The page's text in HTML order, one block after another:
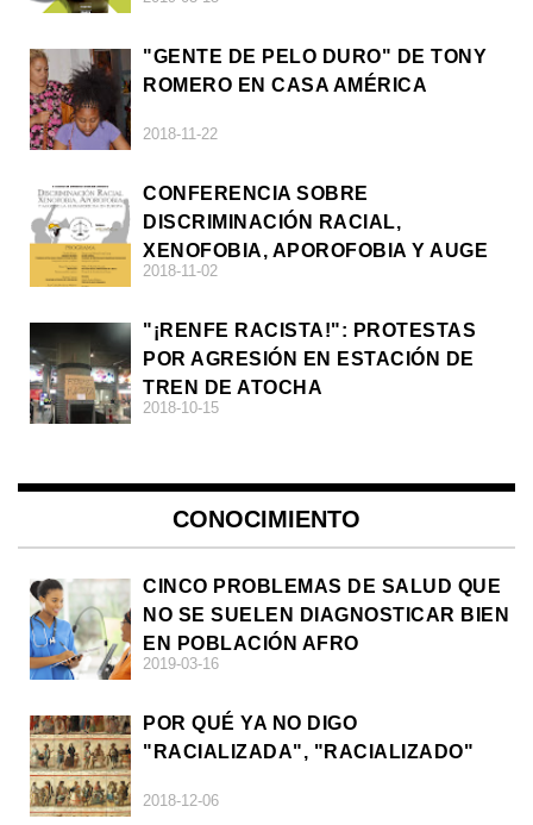
"GENTE DE PELO DURO" DE TONY
ROMERO EN CASA AMÉRICA
2018-11-22
CONFERENCIA SOBRE
DISCRIMINACIÓN RACIAL,
XENOFOBIA, APOROFOBIA Y AUGE
DE LA ULTRADERECHA EN EUROPA
2018-11-02
"¡RENFE RACISTA!": PROTESTAS
POR AGRESIÓN EN ESTACIÓN DE
TREN DE ATOCHA
2018-10-15
CONOCIMIENTO
CINCO PROBLEMAS DE SALUD QUE
NO SE SUELEN DIAGNOSTICAR BIEN
EN POBLACIÓN AFRO
2019-03-16
POR QUÉ YA NO DIGO
"RACIALIZADA", "RACIALIZADO"
2018-12-06